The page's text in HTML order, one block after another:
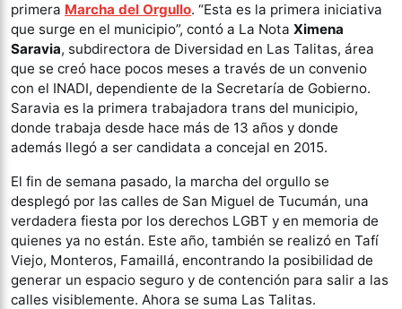
primera Marcha del Orgullo. “Esta es la primera iniciativa
que surge en el municipio”, contó a La Nota Ximena
Saravia, subdirectora de Diversidad en Las Talitas, área
que se creó hace pocos meses a través de un convenio
con el INADI, dependiente de la Secretaría de Gobierno.
Saravia es la primera trabajadora trans del municipio,
donde trabaja desde hace más de 13 años y donde
además llegó a ser candidata a concejal en 2015.
El fin de semana pasado, la marcha del orgullo se
desplegó por las calles de San Miguel de Tucumán, una
verdadera fiesta por los derechos LGBT y en memoria de
quienes ya no están. Este año, también se realizó en Tafí
Viejo, Monteros, Famaillá, encontrando la posibilidad de
generar un espacio seguro y de contención para salir a las
calles visiblemente. Ahora se suma Las Talitas.